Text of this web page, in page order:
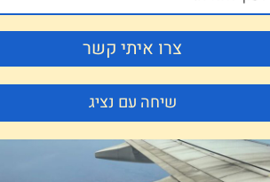
צרו איתי קשר
שיחה עם נציג